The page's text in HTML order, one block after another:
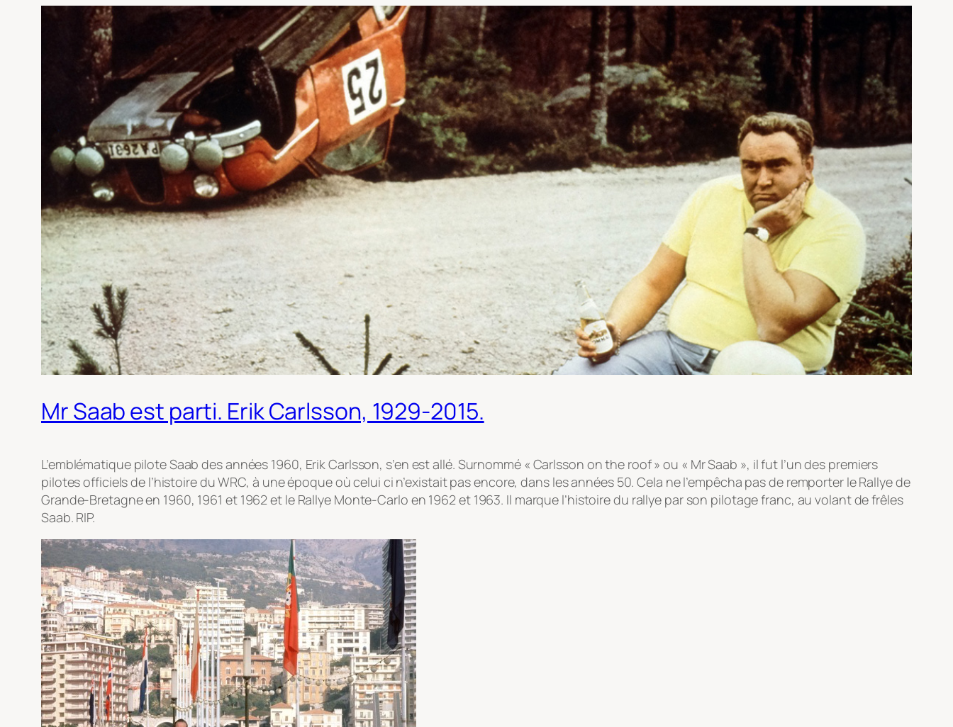
Mr Saab est parti. Erik Carlsson, 1929-2015.
L’emblématique pilote Saab des années 1960, Erik Carlsson, s’en est allé. Surnommé « Carlsson on the roof » ou « Mr Saab », il fut l’un des premiers
pilotes officiels de l’histoire du WRC, à une époque où celui ci n’existait pas encore, dans les années 50. Cela ne l’empêcha pas de remporter le Rallye de
Grande-Bretagne en 1960, 1961 et 1962 et le Rallye Monte-Carlo en 1962 et 1963. Il marque l’histoire du rallye par son pilotage franc, au volant de frêles
Saab. RIP.